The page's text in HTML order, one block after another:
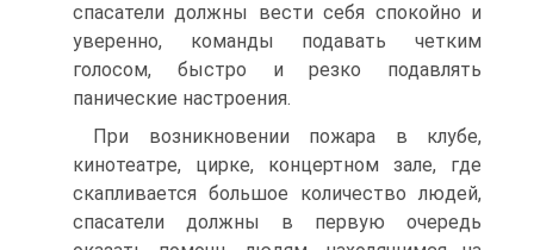
спасатели должны вести себя спокойно и
уверенно, команды подавать четким
голосом, быстро и резко подавлять
панические настроения.
При возникновении пожара в клубе,
кинотеатре, цирке, концертном зале, где
скапливается большое количество людей,
спасатели должны в первую очередь